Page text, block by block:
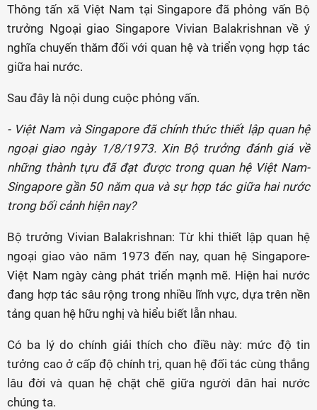
Thông tấn xã Việt Nam tại Singapore đã phỏng vấn Bộ
trưởng Ngoại giao Singapore Vivian Balakrishnan về ý
nghĩa chuyến thăm đối với quan hệ và triển vọng hợp tác
giữa hai nước.
Sau đây là nội dung cuộc phỏng vấn.
- Việt Nam và Singapore đã chính thức thiết lập quan hệ
ngoại giao ngày 1/8/1973. Xin Bộ trưởng đánh giá về
những thành tựu đã đạt được trong quan hệ Việt Nam-
Singapore gần 50 năm qua và sự hợp tác giữa hai nước
trong bối cảnh hiện nay?
Bộ trưởng Vivian Balakrishnan: Từ khi thiết lập quan hệ
ngoại giao vào năm 1973 đến nay, quan hệ Singapore-
Việt Nam ngày càng phát triển mạnh mẽ. Hiện hai nước
đang hợp tác sâu rộng trong nhiều lĩnh vực, dựa trên nền
tảng quan hệ hữu nghị và hiểu biết lẫn nhau.
Có ba lý do chính giải thích cho điều này: mức độ tin
tưởng cao ở cấp độ chính trị, quan hệ đối tác cùng thắng
lâu đời và quan hệ chặt chẽ giữa người dân hai nước
chúng ta.